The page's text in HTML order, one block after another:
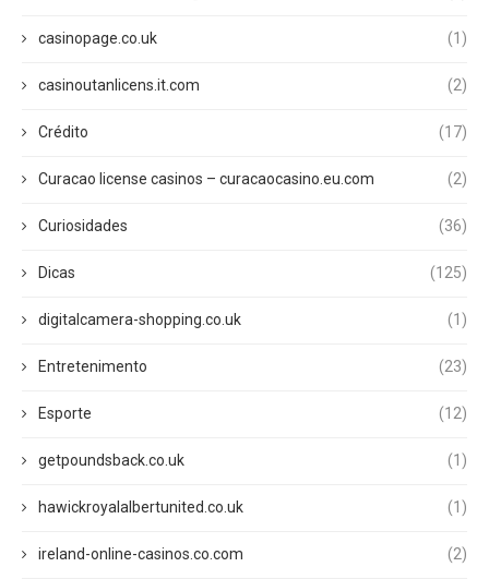
casinopage.co.uk (1)
casinoutanlicens.it.com (2)
Crédito (17)
Curacao license casinos – curacaocasino.eu.com (2)
Curiosidades (36)
Dicas (125)
digitalcamera-shopping.co.uk (1)
Entretenimento (23)
Esporte (12)
getpoundsback.co.uk (1)
hawickroyalalbertunited.co.uk (1)
ireland-online-casinos.co.com (2)